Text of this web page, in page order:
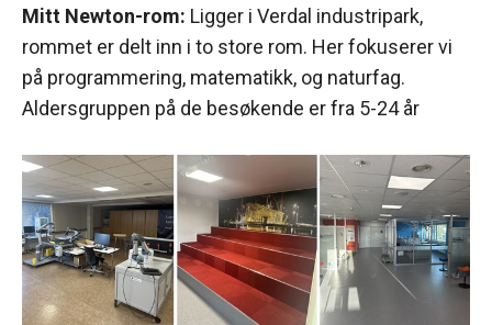
Mitt Newton-rom: Ligger i Verdal industripark,
rommet er delt inn i to store rom. Her fokuserer vi
på programmering, matematikk, og naturfag.
Aldersgruppen på de besøkende er fra 5-24 år